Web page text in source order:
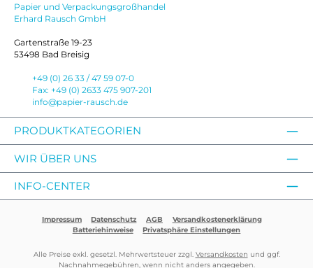
Papier und Verpackungsgroßhandel
Erhard Rausch GmbH
Gartenstraße 19-23
53498 Bad Breisig
+49 (0) 26 33 / 47 59 07-0
Fax: +49 (0) 2633 475 907-201
info@papier-rausch.de
PRODUKTKATEGORIEN
WIR ÜBER UNS
INFO-CENTER
Impressum Datenschutz AGB
Versandkostenerklärung
Batteriehinweise
Privatsphäre Einstellungen
Alle Preise exkl. gesetzl. Mehrwertsteuer zzgl. Versandkosten und ggf.
Nachnahmegebühren, wenn nicht anders angegeben.